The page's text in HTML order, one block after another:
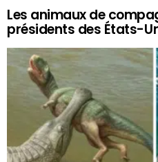
Les animaux de
présidents des États-